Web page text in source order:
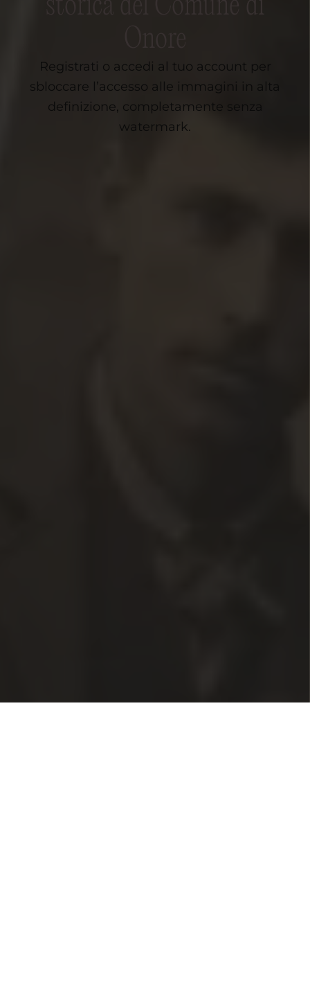
Registrati o accedi al tuo account per
sbloccare l’accesso alle immagini in alta
definizione, completamente senza
watermark.